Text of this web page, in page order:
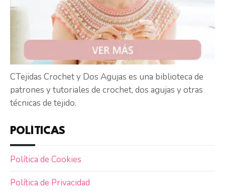
CTejidas Crochet y Dos Agujas es una biblioteca de
patrones y tutoriales de crochet, dos agujas y otras
técnicas de tejido.
POLÍTICAS
Política de Cookies
Política de Privacidad